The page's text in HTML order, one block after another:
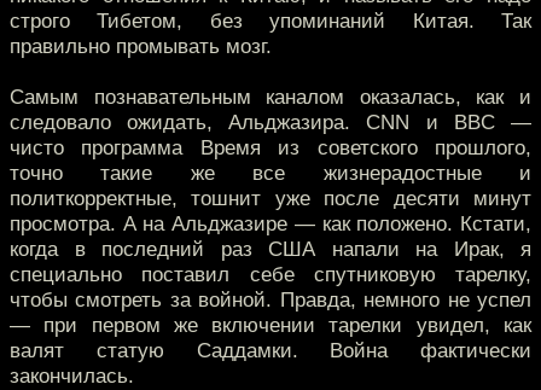
строго Тибетом, без упоминаний Китая. Так
правильно промывать мозг.
Самым познавательным каналом оказалась, как и
следовало ожидать, Альджазира. CNN и BBC —
чисто программа Время из советского прошлого,
точно такие же все жизнерадостные и
политкорректные, тошнит уже после десяти минут
просмотра. А на Альджазире — как положено. Кстати,
когда в последний раз США напали на Ирак, я
специально поставил себе спутниковую тарелку,
чтобы смотреть за войной. Правда, немного не успел
— при первом же включении тарелки увидел, как
валят статую Саддамки. Война фактически
закончилась.